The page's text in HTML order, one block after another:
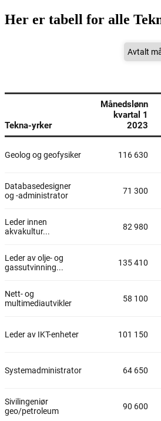
Her er tabell for alle